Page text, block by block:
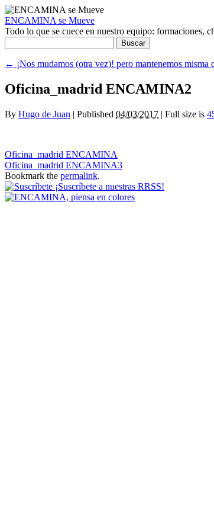
ENCAMINA se Mueve
Todo lo que se cuece en nuestro equipo: formaciones,
← ¡Nos mudamos (otra vez)! pero mantenemos
Oficina_madrid ENCAMINA2
By Hugo de Juan | Published 04/03/2017 | Full size is
Oficina_madrid ENCAMINA
Oficina_madrid ENCAMINA3
Bookmark the permalink.
¡Suscríbete a nuestras RRSS!